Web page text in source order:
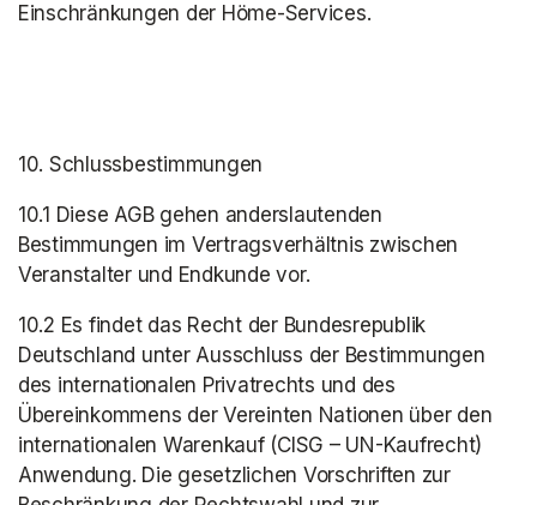
Einschränkungen der Höme-Services.
10. Schlussbestimmungen
10.1 Diese AGB gehen anderslautenden
Bestimmungen im Vertragsverhältnis zwischen
Veranstalter und Endkunde vor.
10.2 Es findet das Recht der Bundesrepublik
Deutschland unter Ausschluss der Bestimmungen
des internationalen Privatrechts und des
Übereinkommens der Vereinten Nationen über den
internationalen Warenkauf (CISG – UN-Kaufrecht)
Anwendung. Die gesetzlichen Vorschriften zur